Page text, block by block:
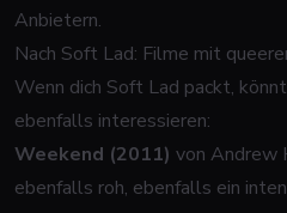
Anbietern.
Nach Soft Lad: Filme mit
Wenn dich Soft Lad packt,
ebenfalls interessieren:
Weekend (2011) von Andrew
ebenfalls roh, ebenfalls ein